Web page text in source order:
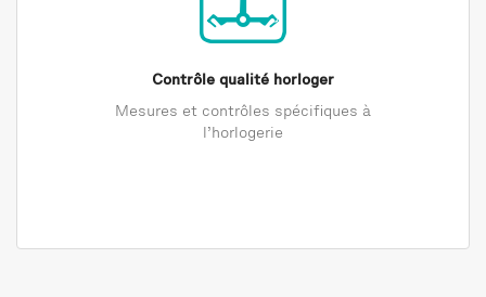
Contrôle qualité horloger
Mesures et contrôles spécifiques à
l’horlogerie